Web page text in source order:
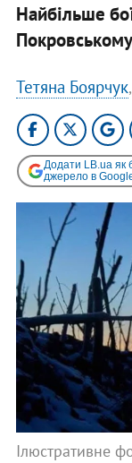
Найбільше
Тетяна Боярчук
Додати LB.ua як
джерело в
Ілюстративне